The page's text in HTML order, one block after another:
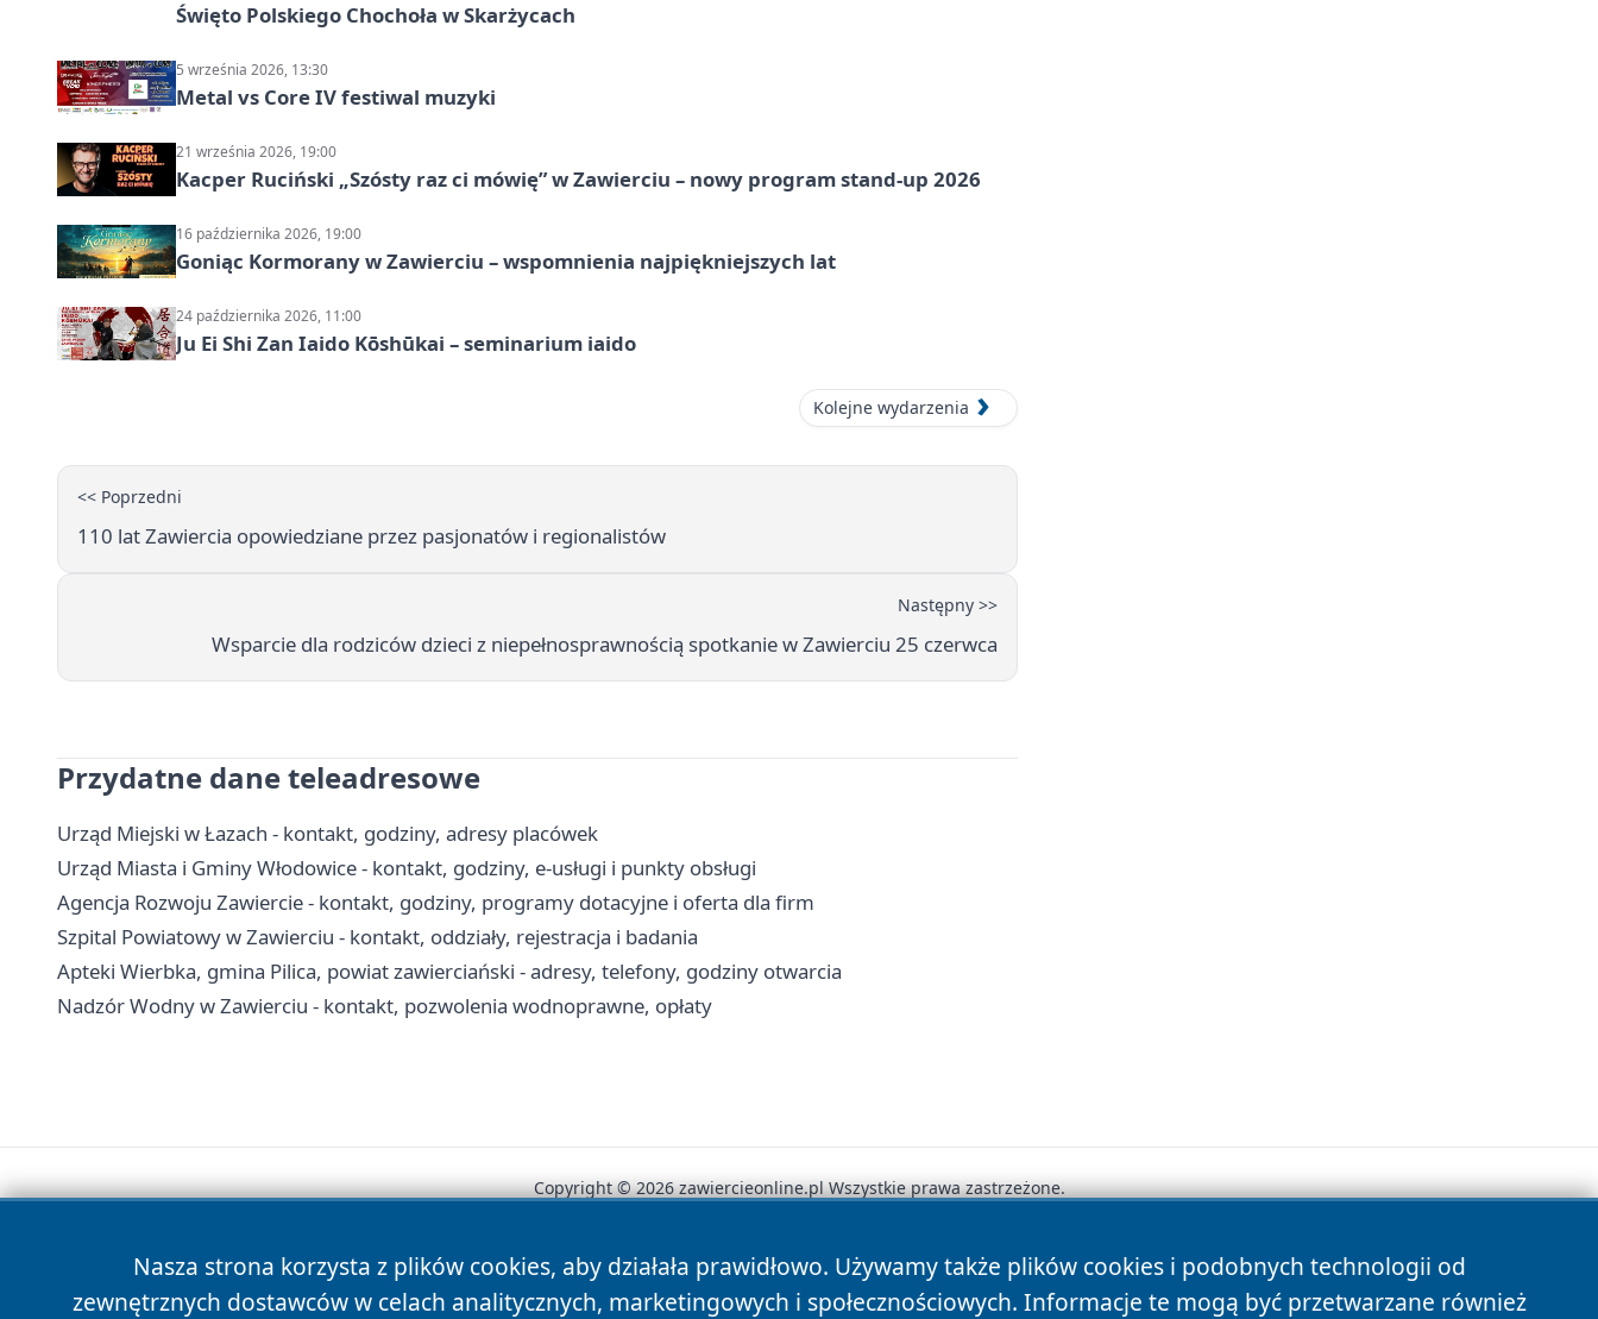
Święto Polskiego Chochoła w Skarżycach
5 września 2026, 13:30
Metal vs Core IV festiwal muzyki
21 września 2026, 19:00
Kacper Ruciński „Szósty raz ci mówię” w Zawierciu – nowy program stand-up 2026
16 października 2026, 19:00
Goniąc Kormorany w Zawierciu – wspomnienia najpiękniejszych lat
24 października 2026, 11:00
Ju Ei Shi Zan Iaido Kōshūkai – seminarium iaido
Kolejne wydarzenia
<< Poprzedni
110 lat Zawiercia opowiedziane przez pasjonatów i regionalistów
Następny >>
Wsparcie dla rodziców dzieci z niepełnosprawnością spotkanie w Zawierciu 25 czerwca
Przydatne dane teleadresowe
Urząd Miejski w Łazach - kontakt, godziny, adresy placówek
Urząd Miasta i Gminy Włodowice - kontakt, godziny, e-usługi i punkty obsługi
Agencja Rozwoju Zawiercie - kontakt, godziny, programy dotacyjne i oferta dla firm
Szpital Powiatowy w Zawierciu - kontakt, oddziały, rejestracja i badania
Apteki Wierbka, gmina Pilica, powiat zawierciański - adresy, telefony, godziny otwarcia
Nadzór Wodny w Zawierciu - kontakt, pozwolenia wodnoprawne, opłaty
Nasza strona korzysta z plików cookies, aby działała prawidłowo. Używamy także plików cookies i podobnych technologii od
zewnętrznych dostawców w celach analitycznych, marketingowych i społecznościowych. Informacje te mogą być przetwarzane również
Copyright © 2026 zawiercieonline.pl Wszystkie prawa zastrzeżone.
News Autorzy Polityka Prywatności Polityka Cookies